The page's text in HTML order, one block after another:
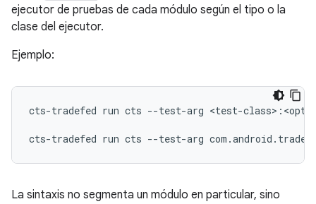
ejecutor de pruebas de cada módulo según el tipo o la
clase del ejecutor.
Ejemplo:
cts-tradefed run cts --test-arg <test-
cts-tradefed run cts --test-arg
La sintaxis no segmenta un módulo en particular, sino